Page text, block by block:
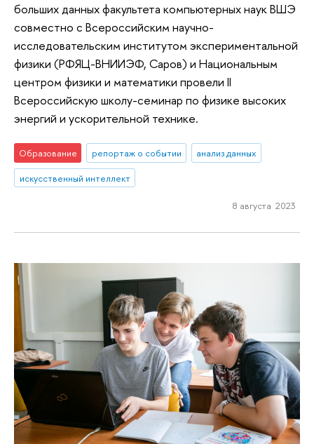
больших данных факультета компьютерных наук ВШЭ
совместно с Всероссийским научно-
исследовательским институтом экспериментальной
физики (РФЯЦ-ВНИИЭФ, Саров) и Национальным
центром физики и математики провели II
Всероссийскую школу-семинар по физике высоких
энергий и ускорительной технике.
Образование репортаж о событии
анализ данных
искусственный интеллект
8 августа 2023